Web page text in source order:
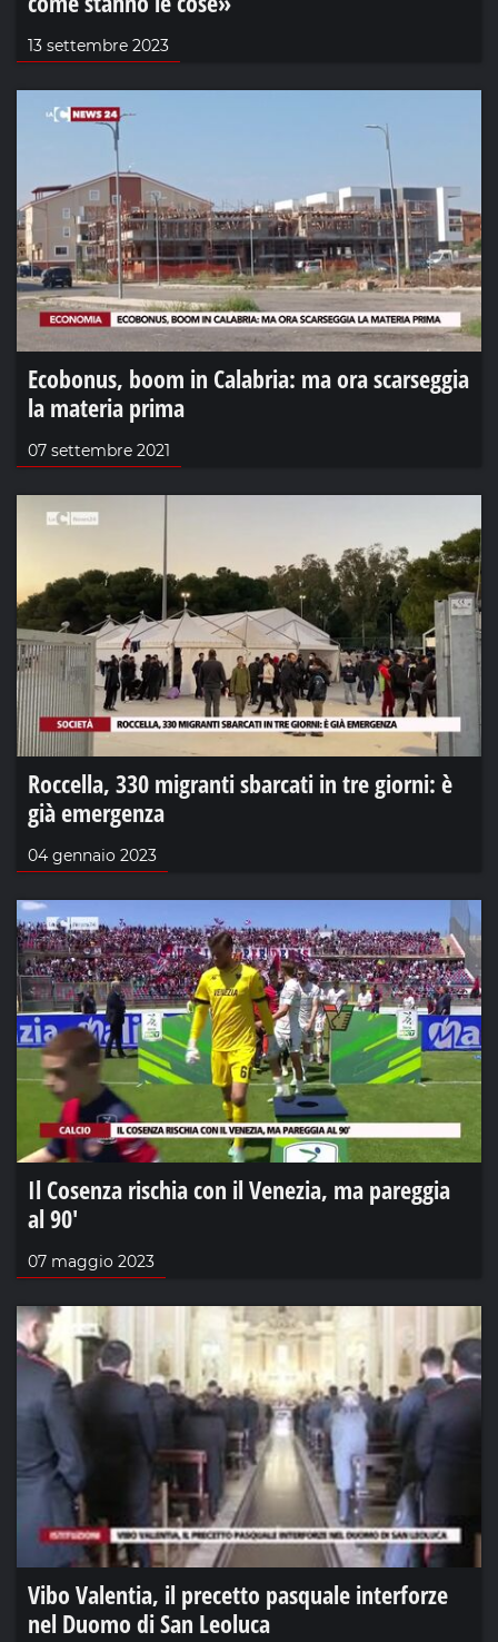
13 settembre 2023
Ecobonus, boom in Calabria: ma ora scarseggia
la materia prima
07 settembre 2021
Roccella, 330 migranti sbarcati in tre giorni: è
già emergenza
04 gennaio 2023
Il Cosenza rischia con il Venezia, ma pareggia
al 90'
07 maggio 2023
Vibo Valentia, il precetto pasquale interforze
nel Duomo di San Leoluca